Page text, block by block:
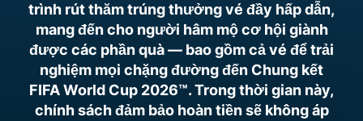
trình rút thăm trúng thưởng vé đầy hấp dẫn,
mang đến cho người hâm mộ cơ hội giành
được các phần quà — bao gồm cả vé để trải
nghiệm mọi chặng đường đến Chung kết
FIFA World Cup 2026™. Trong thời gian này,
chính sách đảm bảo hoàn tiền sẽ không áp